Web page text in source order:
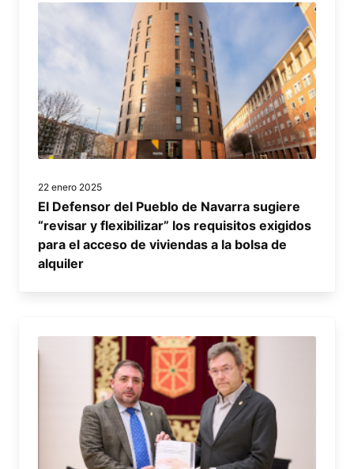
22 enero 2025
El Defensor del Pueblo de Navarra sugiere
“revisar y flexibilizar” los requisitos exigidos
para el acceso de viviendas a la bolsa de
alquiler